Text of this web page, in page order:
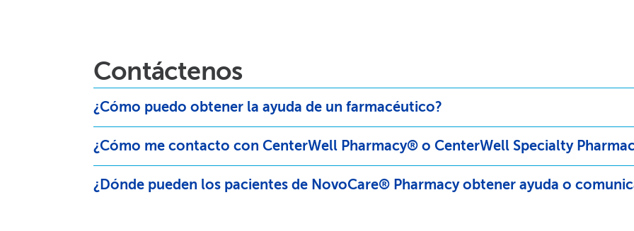
Contáctenos​​
¿Cómo puedo obtener la ayuda de un farmacéutico?​​
¿Cómo me contacto con CenterWell Pharmacy® o CenterWell Specialty
¿Dónde pueden los pacientes de NovoCare® Pharmacy obtener ayuda o